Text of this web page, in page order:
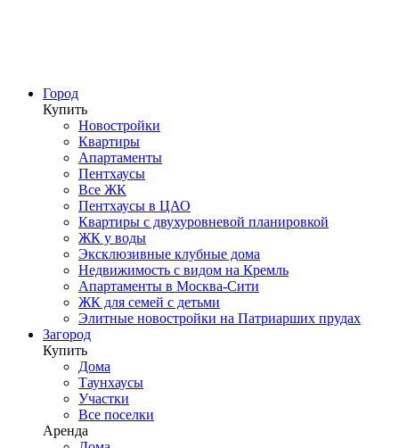
Город
Купить
Новостройки
Квартиры
Апартаменты
Пентхаусы
Все ЖК
Пентхаусы в ЦАО
Квартиры с двухуровневой планировкой
ЖК у воды
Эксклюзивные клубные дома
Недвижимость с видом на Кремль
Апартаменты в Москва-Сити
ЖК для семей с детьми
Элитные новостройки на Патриарших прудах
Загород
Купить
Дома
Таунхаусы
Участки
Все поселки
Аренда